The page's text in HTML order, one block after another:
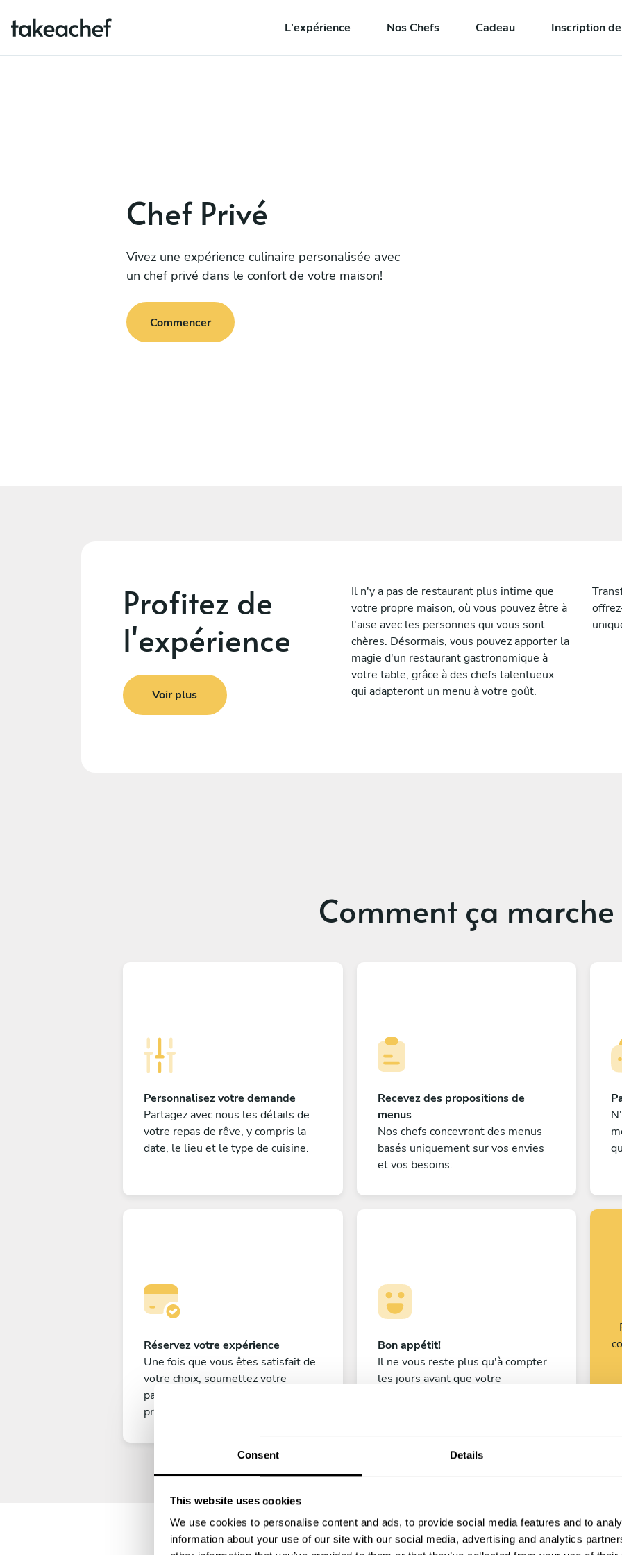
Consent Details
This website uses cookies
We use cookies to personalise content and ads, to provide social media features and to
information about your use of our site with our social media, advertising and analytics
L'expérience Nos Chefs Cadeau Inscription
Chef Privé
Vivez une expérience culinaire personalisée avec
un chef privé dans le confort de votre maison!
Commencer
Profitez de
l'expérience
Voir plus
Il n'y a pas de restaurant plus intime que
votre propre maison, où vous pouvez être à
l'aise avec les personnes qui vous sont
chères. Désormais, vous pouvez apporter la
magie d'un restaurant gastronomique à
votre table, grâce à des chefs talentueux
qui adapteront un menu à votre goût.
Comment ça marche
Personnalisez votre demande
Partagez avec nous les détails de
votre repas de rêve, y compris la
date, le lieu et le type de cuisine.
Recevez des propositions de
menus
Nos chefs concevront des menus
basés uniquement sur vos envies
et vos besoins.
Réservez votre expérience
Une fois que vous êtes satisfait de
votre choix, soumettez votre
paiement pour sécuriser votre chef
privé.
Bon appétit!
Il ne vous reste plus qu'à compter
les jours avant que votre
5 • 8 services